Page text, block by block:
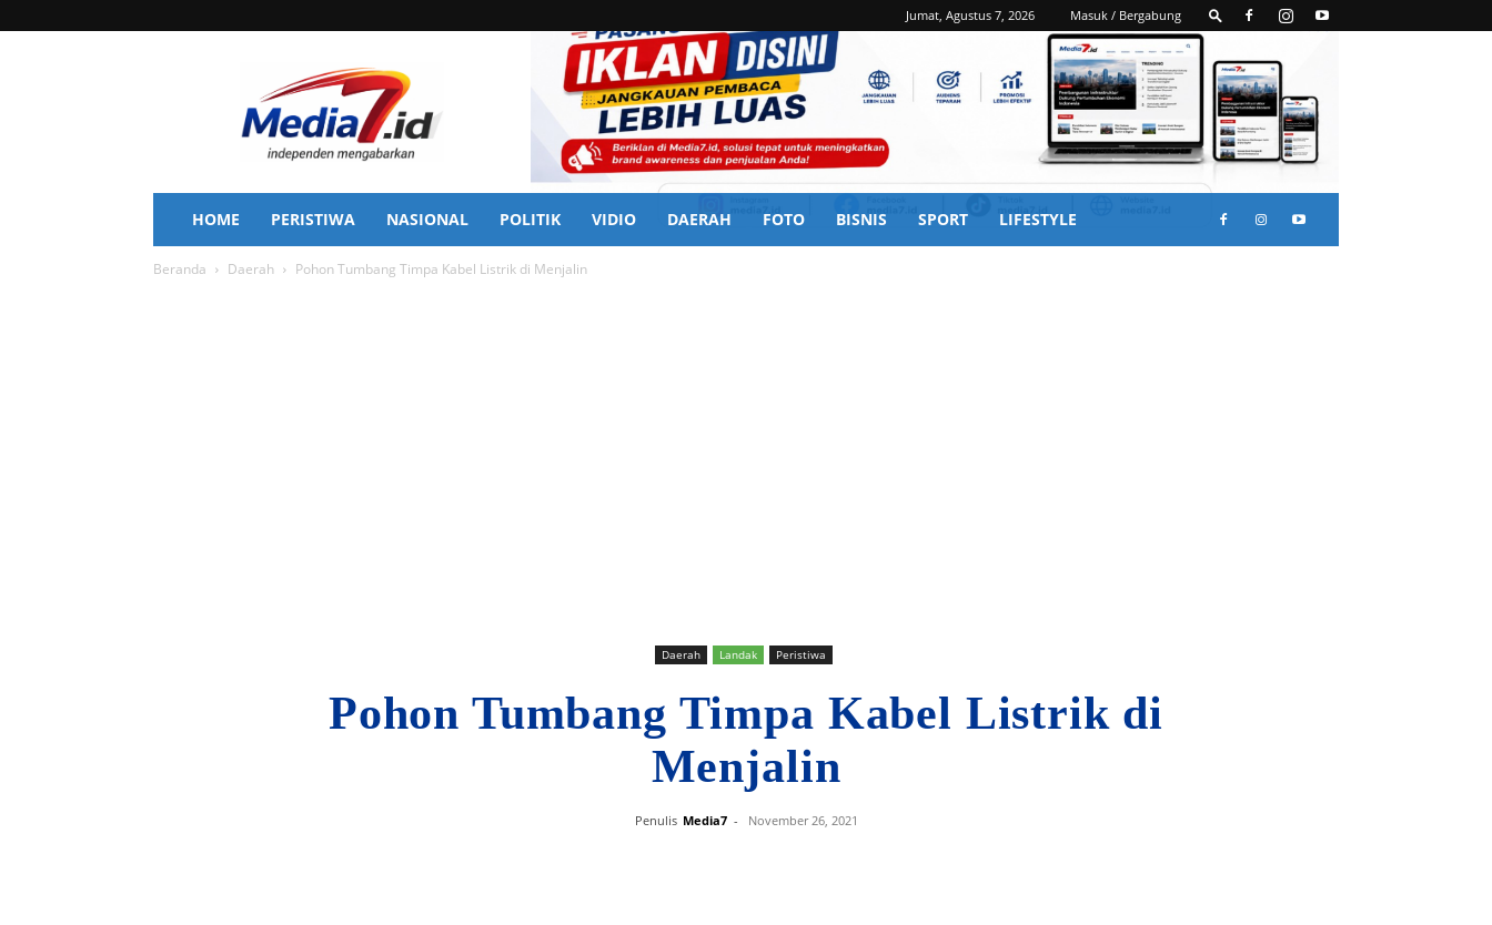
Jumat, Agustus 7, 2026 Masuk / Bergabung
HOME PERISTIWA NASIONAL POLITIK VIDIO DAERAH FOTO BISNIS SPORT LIFESTYLE
Beranda Daerah Pohon Tumbang Timpa Kabel Listrik di Menjalin
Daerah Landak Peristiwa
Pohon Tumbang Timpa Kabel Listrik di
Menjalin
Penulis Media7 - November 26, 2021